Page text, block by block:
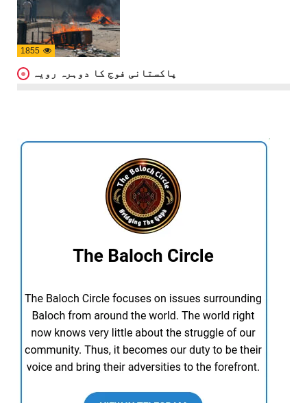
پاکستانی فوج کا دوہرہ رویہ